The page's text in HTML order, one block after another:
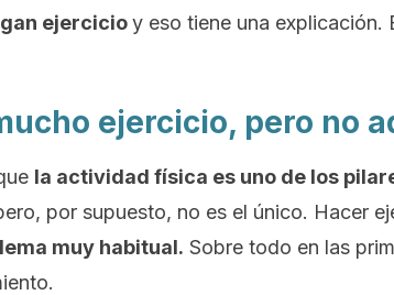
ejercicioy eso tiene una explicación.
ejercicio, pero no
la actividad física es uno de los
por supuesto, no es el único. Hacer
muy habitual. Sobre todo en las